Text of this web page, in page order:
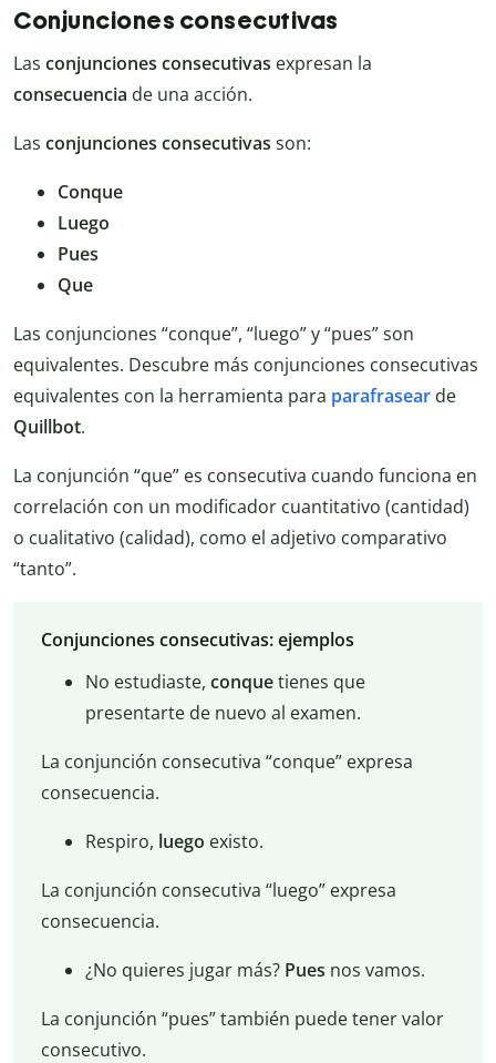
Conjunciones consecutivas
Las conjunciones consecutivas expresan la
consecuencia de una acción.
Las conjunciones consecutivas son:
Conque
Luego
Pues
Que
Las conjunciones “conque”, “luego” y “pues” son
equivalentes. Descubre más conjunciones consecutivas
equivalentes con la herramienta para parafrasear de
Quillbot.
La conjunción “que” es consecutiva cuando funciona en
correlación con un modificador cuantitativo (cantidad)
o cualitativo (calidad), como el adjetivo comparativo
“tanto”.
Conjunciones consecutivas: ejemplos
No estudiaste, conquetienes que
presentarte de nuevo al examen.
La conjunción consecutiva “conque” expresa
consecuencia.
Respiro, luego existo.
La conjunción consecutiva “luego” expresa
consecuencia.
¿No quieres jugar más? Pues nos vamos.
La conjunción “pues” también puede tener valor
consecutivo.